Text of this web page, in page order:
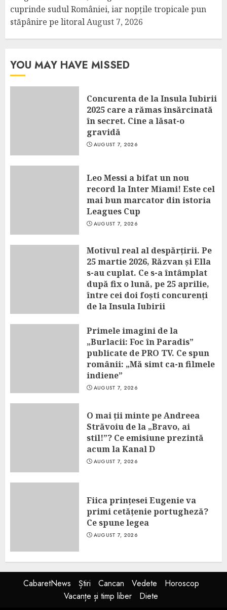
cuprinde sudul României, iar nopțile tropicale pun
stăpânire pe litoralAugust 7, 2026
YOU MAY HAVE MISSED
Concurenta de la Insula Iubirii
2025 care a rămas însărcinată
în secret. Cine a lăsat-o
gravidă
AUGUST 7, 2026
Leo Messi a bifat un nou
record la Inter Miami! Este cel
mai bun marcator din istoria
Leagues Cup
AUGUST 7, 2026
Motivul real al despărțirii. Pe
25 martie 2026, Răzvan și Ella
s-au cuplat. Ce s-a întâmplat
după fix o lună, pe 25 aprilie,
între cei doi foști concurenți
de la Insula Iubirii
Primele imagini de la
„Burlacii: Foc în Paradis”
publicate de PRO TV. Ce spun
românii: „Mă simt ca-n filmele
indiene”
AUGUST 7, 2026
O mai ții minte pe Andreea
Străvoiu de la „Bravo, ai
stil!”? Ce emisiune prezintă
acum la Kanal D
AUGUST 7, 2026
Fiica prințesei Eugenie va
primi cetățenie portugheză?
Ce spune legea
AUGUST 7, 2026
CabaretNews Știri Cancan Vedete
Horoscop
Vacanțe și timp liber
Diete